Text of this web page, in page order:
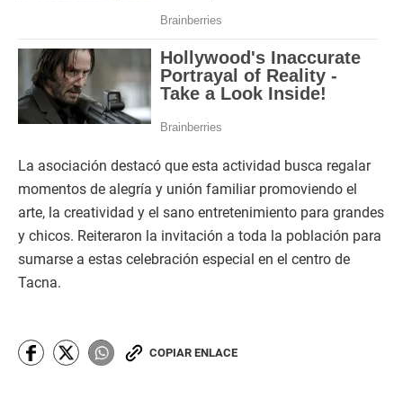
La asociación destacó que esta actividad busca regalar
momentos de alegría y unión familiar promoviendo el
arte, la creatividad y el sano entretenimiento para grandes
y chicos. Reiteraron la invitación a toda la población para
sumarse a estas celebración especial en el centro de
Tacna.
COPIAR ENLACE